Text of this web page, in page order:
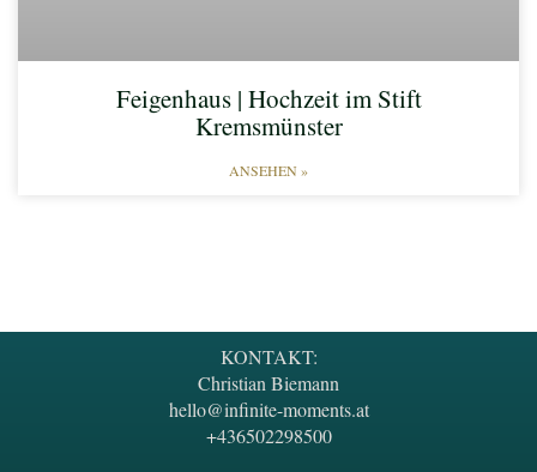
Feigenhaus | Hochzeit im Stift
Kremsmünster
ANSEHEN »
KONTAKT:
Christian Biemann
hello@infinite-moments.at
+436502298500